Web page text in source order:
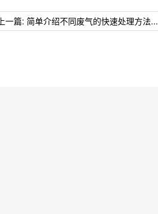
上一篇: 简单介绍不同废气的快速处理方法...